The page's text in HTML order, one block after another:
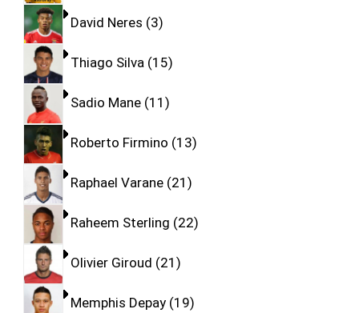
David Neres 3
Thiago Silva 15
Sadio Mane 11
Roberto Firmino 13
Raphael Varane 21
Raheem Sterling 22
Olivier Giroud 21
Memphis Depay 19